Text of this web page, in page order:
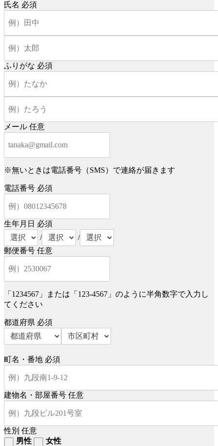
氏名 必須
ふりがな 必須
メール 任意
※無いときは電話番号（SMS）で連絡が届きます
電話番号 必須
生年月日 必須
/
/
郵便番号 任意
「1234567」または「123-4567」のように半角数字で入力し
てください
都道府県 必須
町名・番地 必須
建物名・部屋番号 任意
性別 任意
男性
女性